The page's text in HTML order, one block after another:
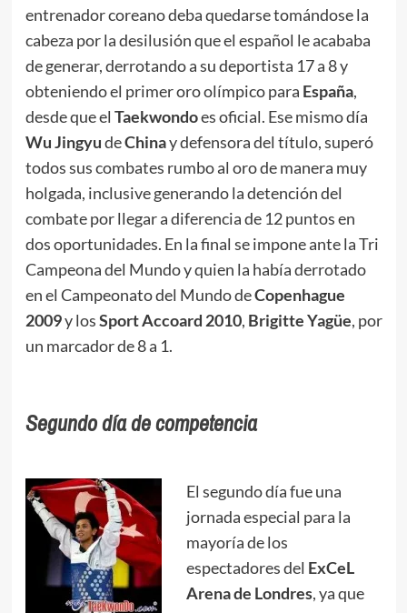
entrenador coreano deba quedarse tomándose la
cabeza por la desilusión que el español le acababa
de generar, derrotando a su deportista 17 a 8 y
obteniendo el primer oro olímpico para España,
desde que el Taekwondoes oficial. Ese mismo día
WuJingyudeChinay defensora del título, superó
todos sus combates rumbo al oro de manera muy
holgada, inclusive generando la detención del
combate por llegar a diferencia de 12 puntos en
dos oportunidades. En la final se impone ante la Tri
Campeona del Mundo y quien la había derrotado
en el Campeonato del Mundo deCopenhague
2009y losSport Accoard 2010, Brigitte Yagüe, por
un marcador de 8 a 1.
Segundo día de competencia
El segundo día fue una
jornada especial para la
mayoría de los
espectadores del ExCeL
Arena de Londres, ya que